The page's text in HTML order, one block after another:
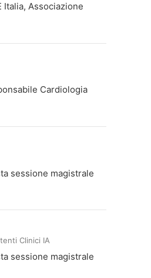
Associazione
Cardiologia
sessione magistrale
Clinici IA
sessione magistrale